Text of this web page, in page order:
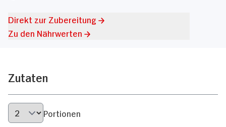
Direkt zur Zubereitung
Zu den Nährwerten
Zutaten
Portionen